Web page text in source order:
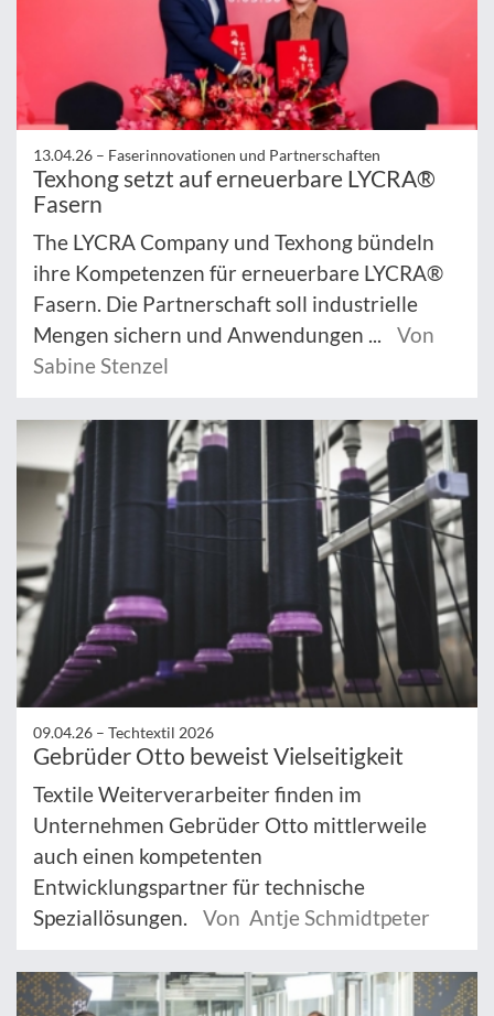
13.04.26 – Faserinnovationen und Partnerschaften
Texhong setzt auf erneuerbare LYCRA®
Fasern
The LYCRA Company und Texhong bündeln
ihre Kompetenzen für erneuerbare LYCRA®
Fasern. Die Partnerschaft soll industrielle
Mengen sichern und Anwendungen ...
Von
Sabine Stenzel
09.04.26 – Techtextil 2026
Gebrüder Otto beweist Vielseitigkeit
Textile Weiterverarbeiter finden im
Unternehmen Gebrüder Otto mittlerweile
auch einen kompetenten
Entwicklungspartner für technische
Speziallösungen.
Von Antje Schmidtpeter